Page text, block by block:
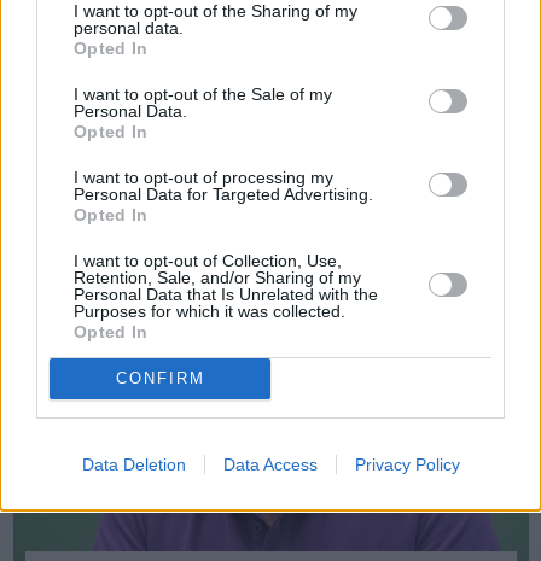
I want to opt-out of the Sharing of my
personal data.
Opted In
I want to opt-out of the Sale of my
Personal Data.
Opted In
I want to opt-out of processing my
Personal Data for Targeted Advertising.
Opted In
I want to opt-out of Collection, Use,
Retention, Sale, and/or Sharing of my
Personal Data that Is Unrelated with the
Purposes for which it was collected.
Opted In
CONFIRM
Data Deletion Data Access Privacy Policy
Καμία μέριμνα για την περιουσία του Δήμου